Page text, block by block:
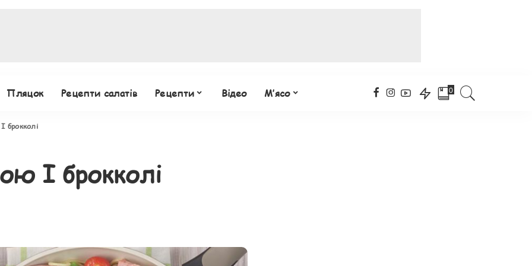
Пляцок Рецепти салатів Рецепти Відео М’ясо 0
І брокколі